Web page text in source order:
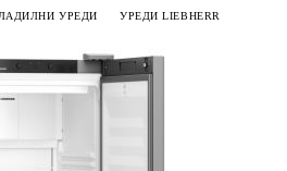
УРЕДИ УРЕДИ LIEBHERR